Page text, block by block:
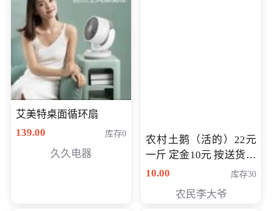
艾美特桌面循环扇
139.00
库存0
久久电器
农村土鹅（活的）22元
一斤 定金10元 按送货交
付时秤重计算货款 定金
10.00 库存30
农民李大爷